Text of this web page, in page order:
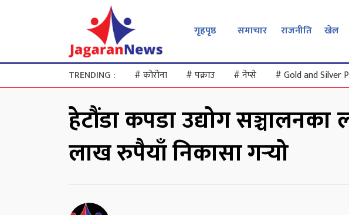
गृहपृष्ठ समाचार राजनीति खेल
TRENDING : #कोरोना #पक्राउ #नेप्से #Gold and Silver
हेटौंडा कपडा उद्योग
लाख रुपैयाँ निकासा गर्‍यो